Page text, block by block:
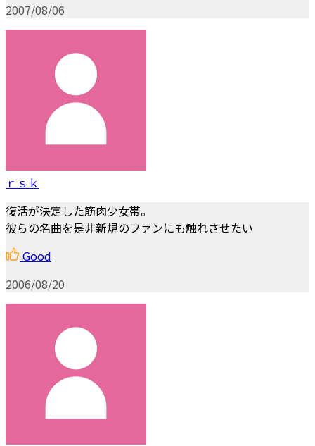
2007/08/06
ｒｓｋ
復活が決定した筋肉少女帯。
彼らの名曲を是非新規のファンにも触れさせたい
Good
2006/08/20